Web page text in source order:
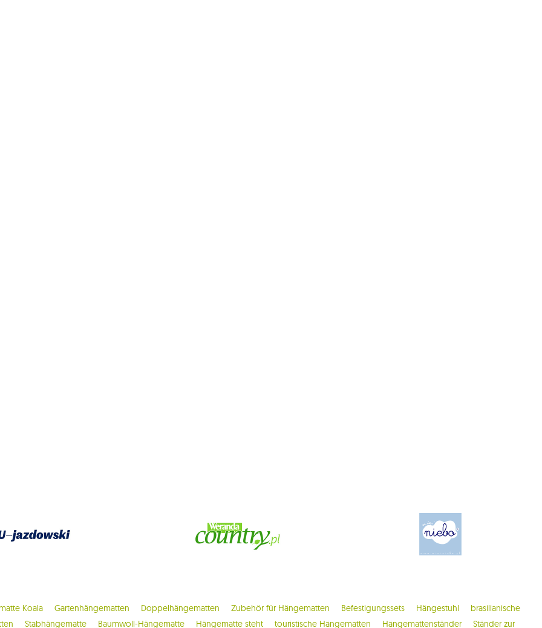
Koala Gartenhängematten Doppelhängematten Zubehör für Hängematten Befestigungssets Hängestuhl
brasilianische
Stabhängematte Baumwoll-Hängematte Hängematte steht touristische Hängematten Hängemattenständer
Ständer zur